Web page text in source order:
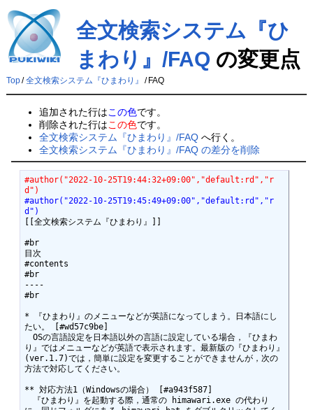
全文検索システム『ひ
まわり』/FAQ の変更点
Top/ 全文検索システム『ひまわり』 / FAQ
追加された行はこの色です。
削除された行はこの色です。
全文検索システム『ひまわり』/FAQ へ行く。
全文検索システム『ひまわり』/FAQ の差分を削除
#author("2022-10-25T19:44:32+09:00","default:rd","r
d")
#author("2022-10-25T19:45:49+09:00","default:rd","r
d")
[[全文検索システム『ひまわり』]]
#br
目次
#contents
#br
----
#br
* 『ひまわり』のメニューなどが英語になってしまう。日本語にし
たい。 [#wd57c9be]
OSの言語設定を日本語以外の言語に設定している場合，『ひまわ
り』ではメニューなどが英語で表示されます。最新版の『ひまわり』
(ver.1.7)では，簡単に設定を変更することができませんが，次の
方法で対応してください。
** 対応方法1（Windowsの場合） [#a943f587]
『ひまわり』を起動する際，通常の himawari.exe の代わり